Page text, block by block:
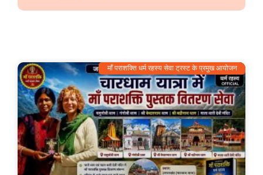
माँ पराशक्ति धर्म रहस्य सेवा ट्रस्ट के प्रमुख आयोजन